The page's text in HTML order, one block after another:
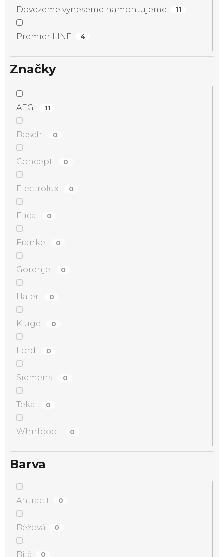
Dovezeme vyneseme namontujeme 11
Premier LINE 4
Značky
AEG 11
Bosch 0
Concept 0
Electrolux 0
Elica 0
Franke 0
Gorenje 0
Haier 0
Kluge 0
Lord 0
Siemens 0
Teka 0
Whirlpool 0
Barva
Antracit 0
Béžová 0
Bílá 0